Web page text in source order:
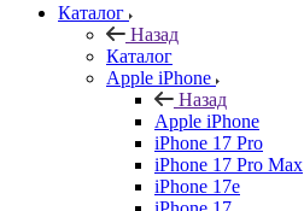
Каталог
Назад
Каталог
Apple iPhone
Назад
Apple iPhone
iPhone 17 Pro
iPhone 17 Pro Max
iPhone 17e